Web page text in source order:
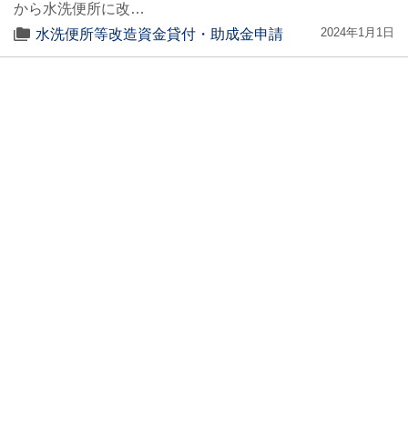
から水洗便所に改…
水洗便所等改造資金貸付・助成金申請
2024年1月1日